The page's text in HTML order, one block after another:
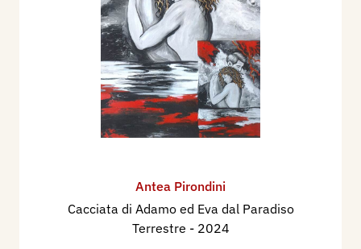
Antea Pirondini
Cacciata di Adamo ed Eva dal Paradiso
Terrestre - 2024